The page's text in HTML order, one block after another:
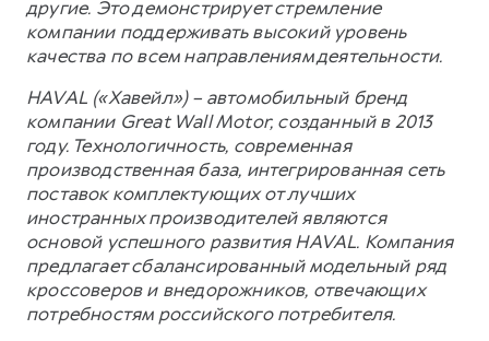
другие. Это демонстрирует стремление
компании поддерживать высокий уровень
качества по всем направлениям деятельности.
HAVAL («Хавейл») – автомобильный бренд
компании Great Wall Motor, созданный в 2013
году. Технологичность, современная
производственная база, интегрированная сеть
поставок комплектующих от лучших
иностранных производителей являются
основой успешного развития HAVAL. Компания
предлагает сбалансированный модельный ряд
кроссоверов и внедорожников, отвечающих
потребностям российского потребителя.